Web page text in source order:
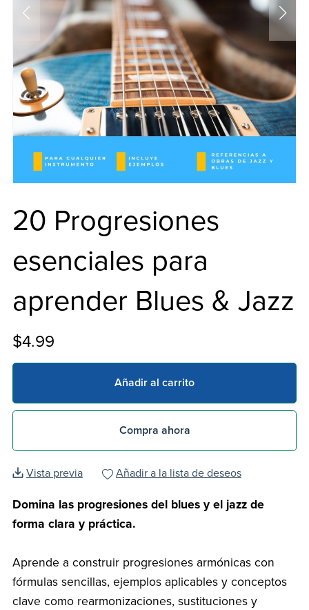
20 Progresiones
esenciales para
aprender Blues & Jazz
$4.99
Añadir al carrito
Compra ahora
Vista previa Añadir a la lista de deseos
Domina las progresiones del blues y el jazz de
forma clara y práctica.
Aprende a construir progresiones armónicas con
fórmulas sencillas, ejemplos aplicables y conceptos
clave como rearmonizaciones, sustituciones y